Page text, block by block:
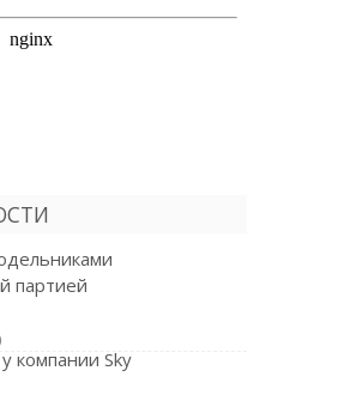
партией
компании Sky